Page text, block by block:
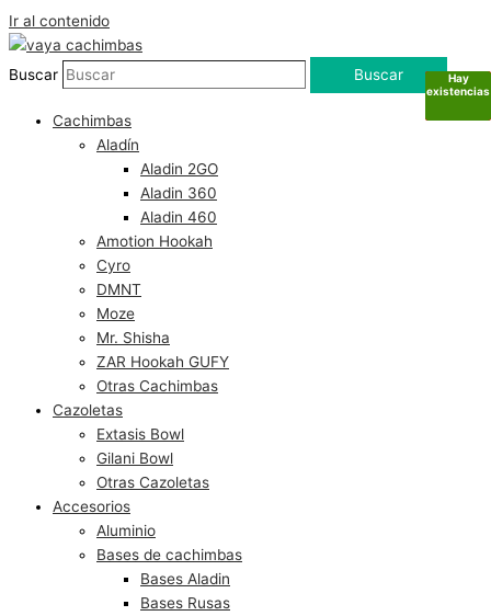
Ir al contenido
Buscar Buscar
Cachimbas
Aladín
Aladin 2GO
Aladin 360
Aladin 460
Amotion Hookah
Cyro
DMNT
Moze
Mr. Shisha
ZAR Hookah GUFY
Otras Cachimbas
Cazoletas
Extasis Bowl
Gilani Bowl
Otras Cazoletas
Accesorios
Aluminio
Bases de cachimbas
Bases Aladin
Bases Rusas
Sin
existencias
Sin
existencias
Sin
existencias
Hay
existencias